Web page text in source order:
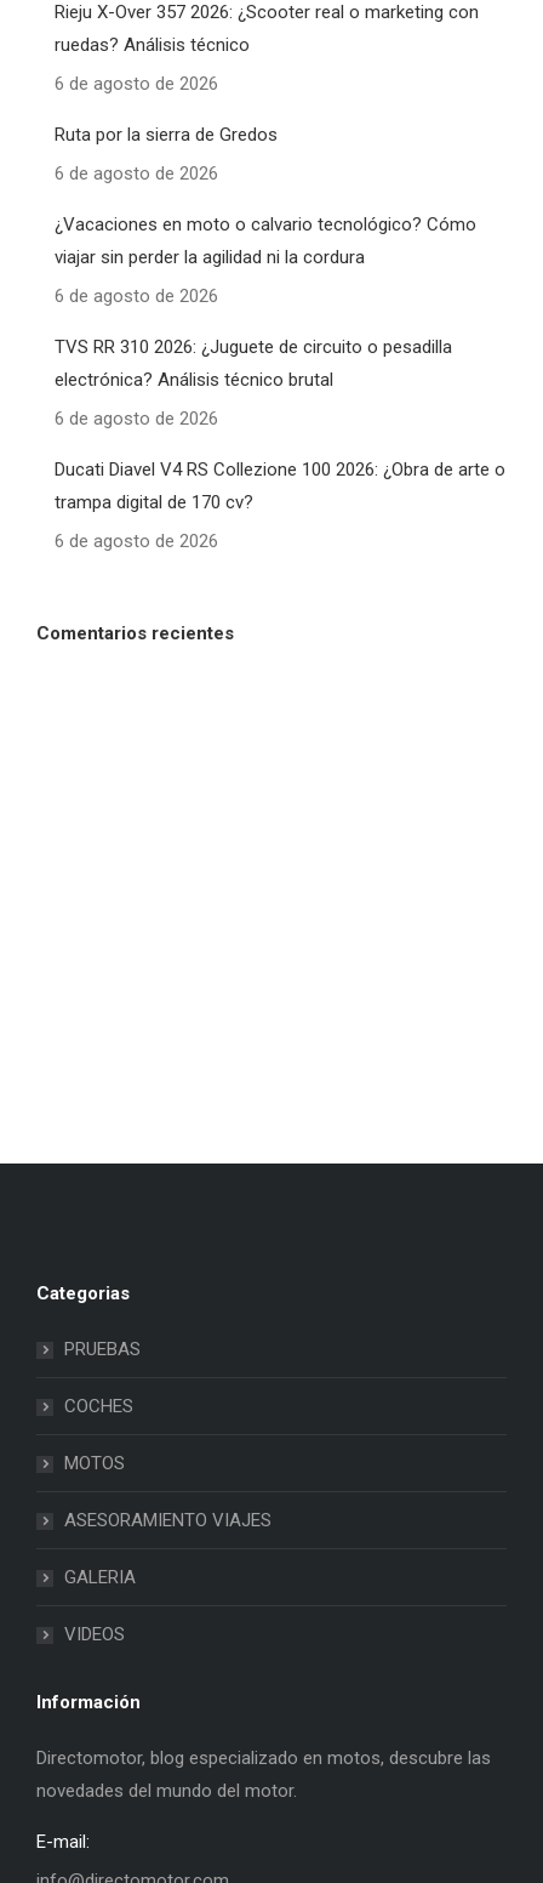
Rieju X-Over 357 2026: ¿Scooter real o marketing con
ruedas? Análisis técnico
6 de agosto de 2026
Ruta por la sierra de Gredos
6 de agosto de 2026
¿Vacaciones en moto o calvario tecnológico? Cómo
viajar sin perder la agilidad ni la cordura
6 de agosto de 2026
TVS RR 310 2026: ¿Juguete de circuito o pesadilla
electrónica? Análisis técnico brutal
6 de agosto de 2026
Ducati Diavel V4 RS Collezione 100 2026: ¿Obra de arte o
trampa digital de 170 cv?
6 de agosto de 2026
Comentarios recientes
Categorias
PRUEBAS
COCHES
MOTOS
ASESORAMIENTO VIAJES
GALERIA
VIDEOS
Información
Directomotor, blog especializado en motos, descubre las
novedades del mundo del motor.
E-mail: